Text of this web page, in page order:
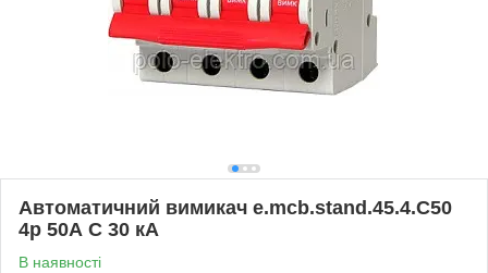
Автоматичний вимикач e.mcb.stand.45.4.C50
4р 50А C 30 кА
В наявності